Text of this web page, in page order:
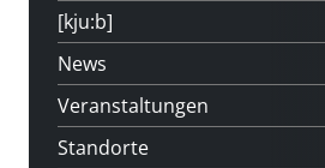
[kju:b]
News
Veranstaltungen
Standorte